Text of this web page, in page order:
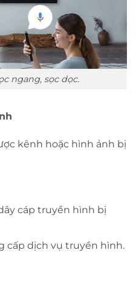
ngang, sọc dọc.
kênh hoặc hình ảnh bị
cáp truyền hình bị
cấp dịch vụ truyền hình.